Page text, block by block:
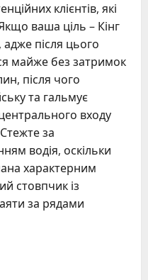
клієнтів, які
ваша ціль – Кінг
адже після цього
майже без затримок
після чого
та гальмує
входу
за
водія, оскільки
характерним
стовпчик із
за рядами